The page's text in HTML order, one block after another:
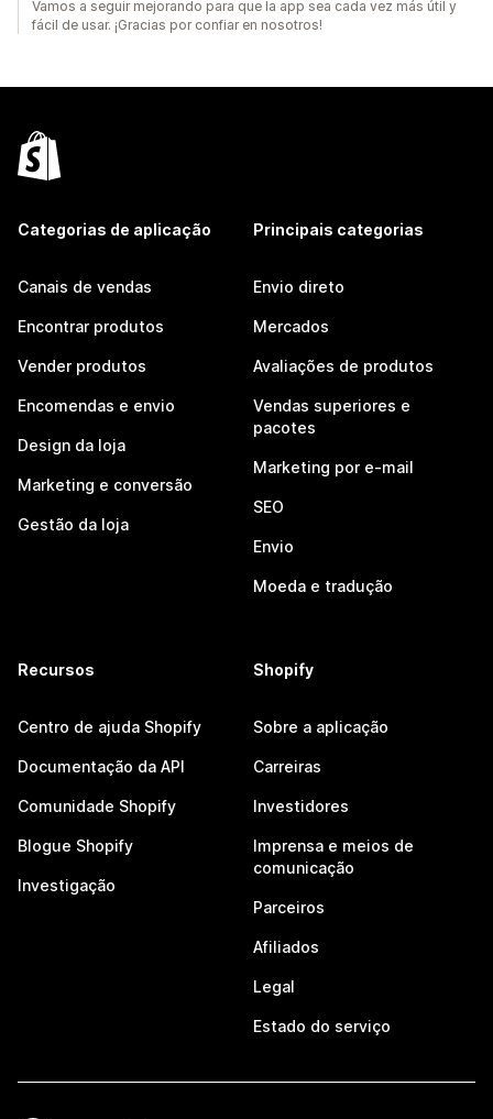
Vamos a seguir mejorando para que la app sea cada vez más útil y
fácil de usar. ¡Gracias por confiar en nosotros!
Categorias de aplicação
Canais de vendas
Encontrar produtos
Vender produtos
Encomendas e envio
Design da loja
Marketing e conversão
Gestão da loja
Principais categorias
Envio direto
Mercados
Avaliações de produtos
Vendas superiores e
pacotes
Marketing por e-mail
SEO
Envio
Moeda e tradução
Recursos
Centro de ajuda Shopify
Documentação da API
Comunidade Shopify
Blogue Shopify
Investigação
Shopify
Sobre a aplicação
Carreiras
Investidores
Imprensa e meios de
comunicação
Parceiros
Afiliados
Legal
Estado do serviço